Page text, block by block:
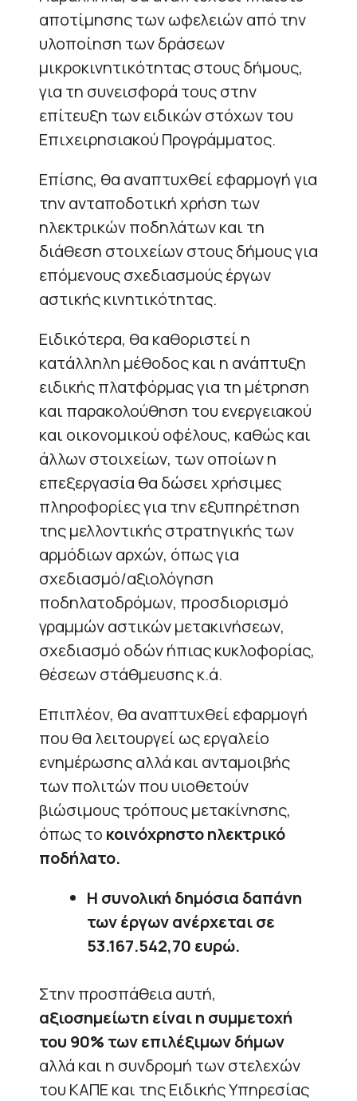
αποτίμησης των ωφελειών από την
υλοποίηση των δράσεων
μικροκινητικότητας στους δήμους,
για τη συνεισφορά τους στην
επίτευξη των ειδικών στόχων του
Επιχειρησιακού Προγράμματος.
Επίσης, θα αναπτυχθεί εφαρμογή για
την ανταποδοτική χρήση των
ηλεκτρικών ποδηλάτων και τη
διάθεση στοιχείων στους δήμους για
επόμενους σχεδιασμούς έργων
αστικής κινητικότητας.
Ειδικότερα, θα καθοριστεί η
κατάλληλη μέθοδος και η ανάπτυξη
ειδικής πλατφόρμας για τη μέτρηση
και παρακολούθηση του ενεργειακού
και οικονομικού οφέλους, καθώς και
άλλων στοιχείων, των οποίων η
επεξεργασία θα δώσει χρήσιμες
πληροφορίες για την εξυπηρέτηση
της μελλοντικής στρατηγικής των
αρμόδιων αρχών, όπως για
σχεδιασμό/αξιολόγηση
ποδηλατοδρόμων, προσδιορισμό
γραμμών αστικών μετακινήσεων,
σχεδιασμό οδών ήπιας κυκλοφορίας,
θέσεων στάθμευσης κ.ά.
Επιπλέον, θα αναπτυχθεί εφαρμογή
που θα λειτουργεί ως εργαλείο
ενημέρωσης αλλά και ανταμοιβής
των πολιτών που υιοθετούν
βιώσιμους τρόπους μετακίνησης,
όπως το κοινόχρηστο ηλεκτρικό
ποδήλατο.
Η συνολική δημόσια δαπάνη
των έργων ανέρχεται σε
53.167.542,70 ευρώ.
Στην προσπάθεια αυτή,
αξιοσημείωτη είναι η συμμετοχή
του 90% των επιλέξιμων δήμων
αλλά και η συνδρομή των στελεχών
του ΚΑΠΕ και της Ειδικής Υπηρεσίας